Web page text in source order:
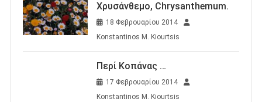
Χρυσάνθεμο, Chrysanthemum.
18 Φεβρουαρίου 2014
Konstantinos M. Kiourtsis
Περί Κοπάνας …
17 Φεβρουαρίου 2014
Konstantinos M. Kiourtsis